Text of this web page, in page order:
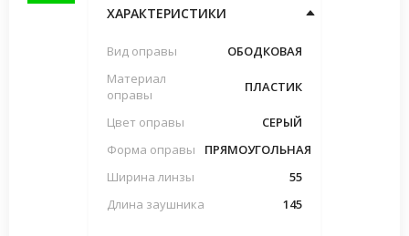
Вид оправы
ОБОДКОВАЯ
Материал
оправы
ПЛАСТИК
Цвет оправы
СЕРЫЙ
Форма оправы
ПРЯМОУГОЛЬНАЯ
Ширина линзы
55
Длина заушника
145
ХАРАКТЕРИСТИКИ